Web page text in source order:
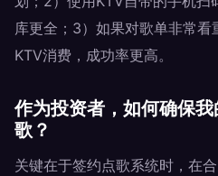
库更全；3）如果对歌单非常
KTV消费，成功率更高。
作为投资者，如何确保
歌？
关键在于签约点歌系统时，在